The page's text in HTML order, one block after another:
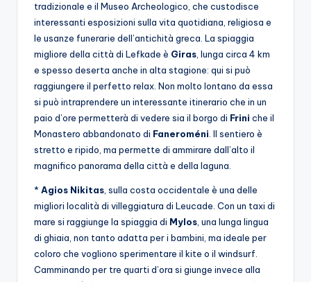
tradizionale e il Museo Archeologico, che custodisce
interessanti esposizioni sulla vita quotidiana, religiosa e
le usanze funerarie dell’antichità greca. La spiaggia
migliore della città di Lefkade è Giras, lunga circa 4 km
e spesso deserta anche in alta stagione: qui si può
raggiungere il perfetto relax. Non molto lontano da essa
si può intraprendere un interessante itinerario che in un
paio d’ore permetterà di vedere sia il borgo di Frini che il
Monastero abbandonato di Faneroméni. Il sentiero è
stretto e ripido, ma permette di ammirare dall’alto il
magnifico panorama della città e della laguna.
* Agios Nikitas, sulla costa occidentale è una delle
migliori località di villeggiatura di Leucade. Con un taxi di
mare si raggiunge la spiaggia di Mylos, una lunga lingua
di ghiaia, non tanto adatta per i bambini, ma ideale per
coloro che vogliono sperimentare il kite o il windsurf.
Camminando per tre quarti d’ora si giunge invece alla